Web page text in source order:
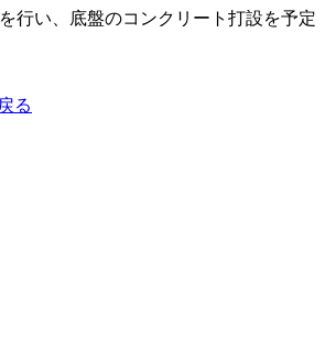
行い、底盤のコンクリート打設を予定
る